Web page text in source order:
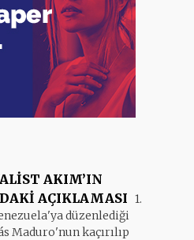
AKIM’IN
AÇIKLAMASI 1.
düzenlediği
Maduro'nun kaçırılıp